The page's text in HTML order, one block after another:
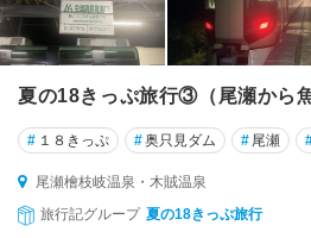
夏の18きっぷ旅行③（尾瀬から魚
# １８きっぷ #奥只見ダム # 尾瀬
尾瀬檜枝岐温泉・木賊温泉
旅行記グループ 夏の18きっぷ旅行